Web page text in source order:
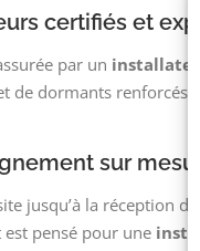
certifiés et
par un
de dormants renforcés
sur
jusqu’à la réception
pensé pour une